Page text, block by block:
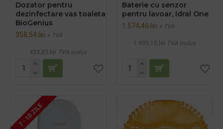
Dozator pentru
dezinfectare vas toaleta
BioGenius
358,54 lei + TVA
433,83 lei TVA inclus
Baterie cu senzor
pentru lavoar, Idral One
1.574,46 lei + TVA
1.905,10 lei TVA inclus
7 - 10 ZILE